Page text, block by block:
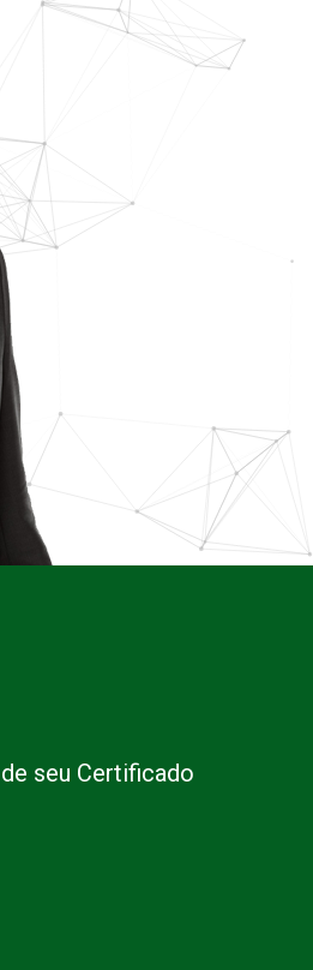
seu Certificado